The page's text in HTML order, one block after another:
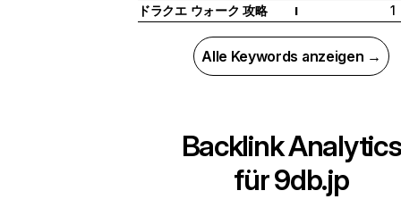
ドラクエ ウォーク 攻略
I 1
Alle Keywords anzeigen →
Backlink Analytics
für9db.jp